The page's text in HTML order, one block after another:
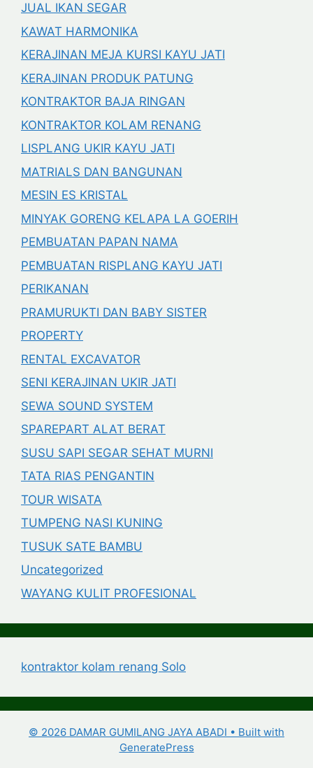
JUAL IKAN SEGAR
KAWAT HARMONIKA
KERAJINAN MEJA KURSI KAYU JATI
KERAJINAN PRODUK PATUNG
KONTRAKTOR BAJA RINGAN
KONTRAKTOR KOLAM RENANG
LISPLANG UKIR KAYU JATI
MATRIALS DAN BANGUNAN
MESIN ES KRISTAL
MINYAK GORENG KELAPA LA GOERIH
PEMBUATAN PAPAN NAMA
PEMBUATAN RISPLANG KAYU JATI
PERIKANAN
PRAMURUKTI DAN BABY SISTER
PROPERTY
RENTAL EXCAVATOR
SENI KERAJINAN UKIR JATI
SEWA SOUND SYSTEM
SPAREPART ALAT BERAT
SUSU SAPI SEGAR SEHAT MURNI
TATA RIAS PENGANTIN
TOUR WISATA
TUMPENG NASI KUNING
TUSUK SATE BAMBU
Uncategorized
WAYANG KULIT PROFESIONAL
kontraktor kolam renang Solo
© 2026 DAMAR GUMILANG JAYA ABADI • Built with
GeneratePress